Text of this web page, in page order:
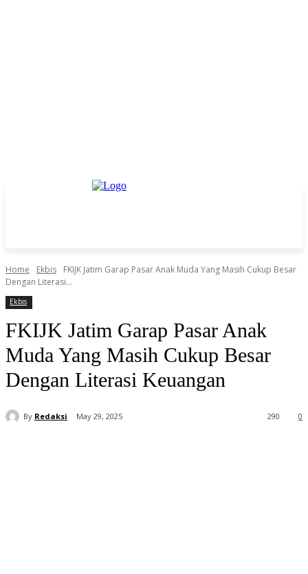
Home Ekbis
FKIJK Jatim Garap Pasar Anak Muda Yang Masih Cukup Besar
Dengan Literasi...
Ekbis
FKIJK Jatim Garap Pasar Anak
Muda Yang Masih Cukup Besar
Dengan Literasi Keuangan
By Redaksi May 29, 2025 0
290